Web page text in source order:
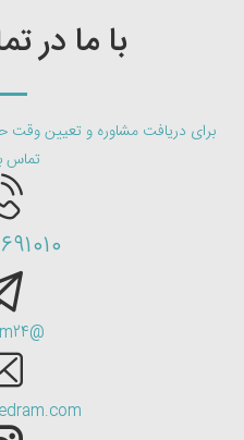
با ما در
برای دریافت مشاوره و تعیین وقت
تماس
۰۲۱-
@Pedram24